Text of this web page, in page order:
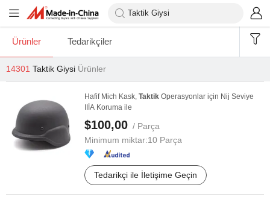
Ürünler Tedarikçiler
14301 Taktik Giysi Ürünler
Hafif Mich Kask, Taktik Operasyonlar için Nij Seviye
IIİA Koruma ile
$100,00 / Parça
Minimum miktar:10 Parça
Tedarikçi ile İletişime Geçin